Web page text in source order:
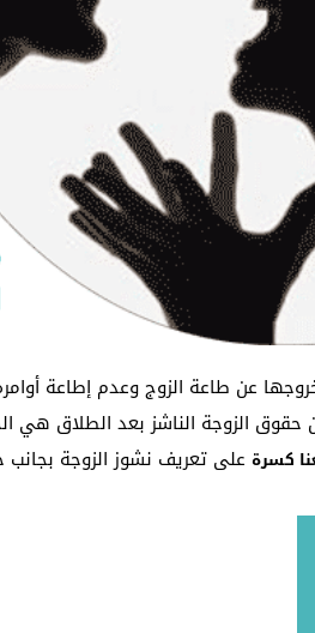
عن طاعة الزوج وعدم إطاعة
حقوق الزوجة الناشز بعد الطلاق
كسرة على تعريف نشوز الزوجة بجانب